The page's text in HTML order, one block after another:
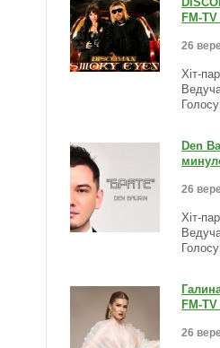
FM-
26
Хіт-
Den
26
Хіт-
FM-
26